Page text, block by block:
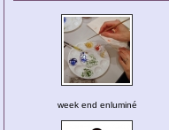
week end enluminé